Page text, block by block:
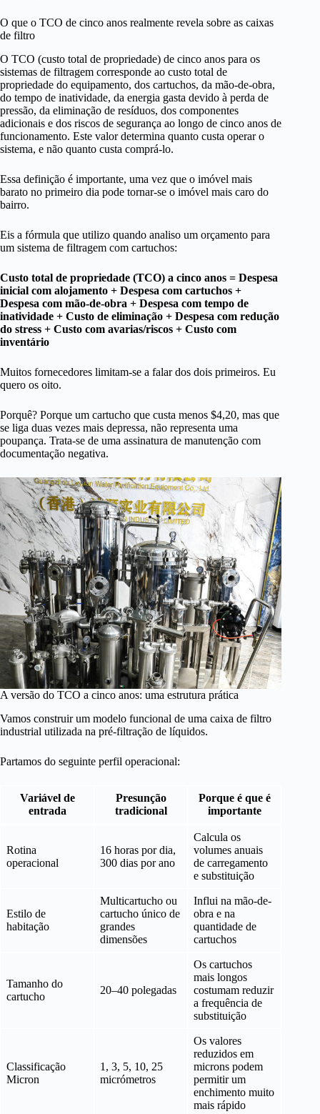
O que o TCO de cinco anos realmente revela sobre as caixas
de filtro
O TCO (custo total de propriedade) de cinco anos para os
sistemas de filtragem corresponde ao custo total de
propriedade do equipamento, dos cartuchos, da mão-de-obra,
do tempo de inatividade, da energia gasta devido à perda de
pressão, da eliminação de resíduos, dos componentes
adicionais e dos riscos de segurança ao longo de cinco anos de
funcionamento. Este valor determina quanto custa operar o
sistema, e não quanto custa comprá-lo.
Essa definição é importante, uma vez que o imóvel mais
barato no primeiro dia pode tornar-se o imóvel mais caro do
bairro.
Eis a fórmula que utilizo quando analiso um orçamento para
um sistema de filtragem com cartuchos:
Custo total de propriedade (TCO) a cinco anos = Despesa
inicial com alojamento + Despesa com cartuchos +
Despesa com mão-de-obra + Despesa com tempo de
inatividade + Custo de eliminação + Despesa com redução
do stress + Custo com avarias/riscos + Custo com
inventário
Muitos fornecedores limitam-se a falar dos dois primeiros. Eu
quero os oito.
Porquê? Porque um cartucho que custa menos $4,20, mas que
se liga duas vezes mais depressa, não representa uma
poupança. Trata-se de uma assinatura de manutenção com
documentação negativa.
A versão do TCO a cinco anos: uma estrutura prática
Vamos construir um modelo funcional de uma caixa de filtro
industrial utilizada na pré-filtração de líquidos.
Partamos do seguinte perfil operacional:
Variável de
entrada
Presunção
tradicional
Porque é que é
importante
Rotina
operacional
16 horas por dia,
300 dias por ano
Calcula os
volumes anuais
de carregamento
e substituição
Estilo de
habitação
Multicartucho ou
cartucho único de
grandes
dimensões
Influi na mão-de-
obra e na
quantidade de
cartuchos
Tamanho do
cartucho
20–40 polegadas
Os cartuchos
mais longos
costumam reduzir
a frequência de
substituição
Classificação
Micron
1, 3, 5, 10, 25
micrómetros
Os valores
reduzidos em
microns podem
permitir um
enchimento muito
mais rápido